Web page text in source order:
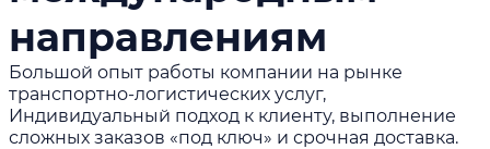
направлениям
Большой опыт работы компании на рынке
транспортно-логистических услуг,
Индивидуальный подход к клиенту, выполнение
сложных заказов «под ключ» и срочная доставка.